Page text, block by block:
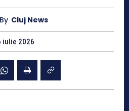
By Cluj News
iulie 2026